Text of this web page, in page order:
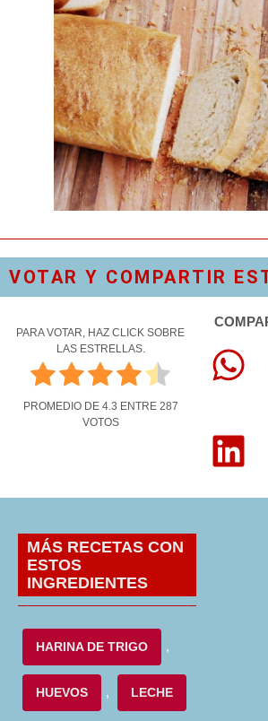
VOTAR Y COMPARTIR
PARA VOTAR, HAZ CLICK SOBRE
LAS ESTRELLAS.
PROMEDIO DE 4.3 ENTRE 287
VOTOS
MÁS RECETAS CON
ESTOS
INGREDIENTES
HARINA DE TRIGO ,
HUEVOS , LECHE